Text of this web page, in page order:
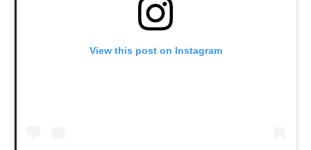
View this post on Instagram